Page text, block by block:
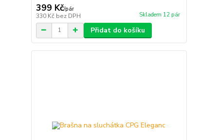
399 Kč/pár
330 Kč bez DPH Skladem 12 pár
Přidat do košíku